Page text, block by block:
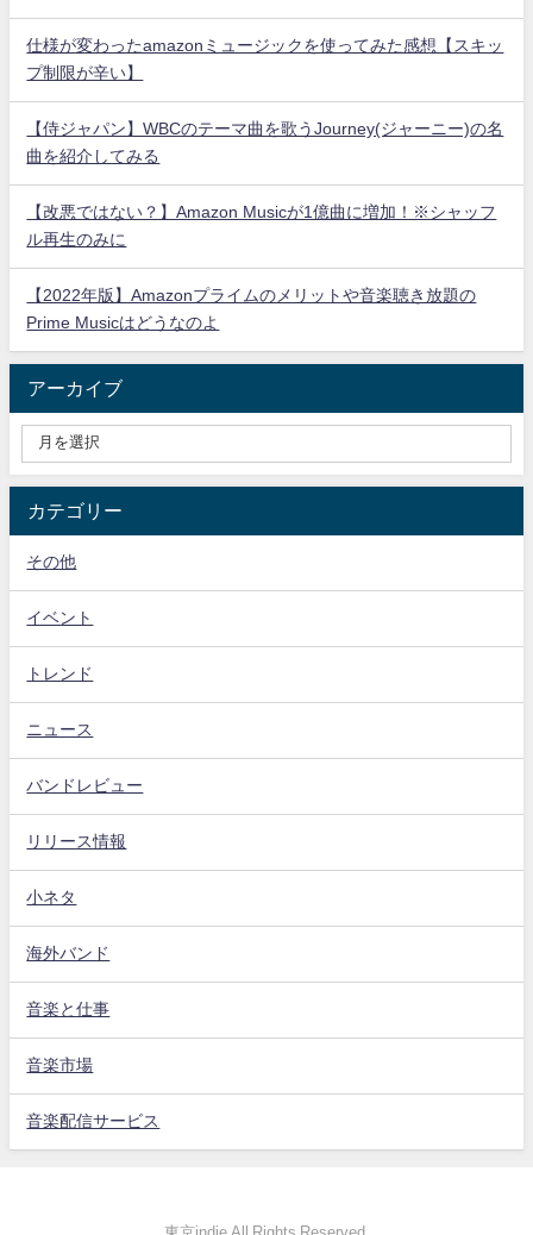
仕様が変わったamazonミュージックを使ってみた感想【スキッ
プ制限が辛い】
【侍ジャパン】WBCのテーマ曲を歌うJourney(ジャーニー)の名
曲を紹介してみる
【改悪ではない？】Amazon Musicが1億曲に増加！※シャッフ
ル再生のみに
【2022年版】Amazonプライムのメリットや音楽聴き放題の
Prime Musicはどうなのよ
アーカイブ
カテゴリー
その他
イベント
トレンド
ニュース
バンドレビュー
リリース情報
小ネタ
海外バンド
音楽と仕事
音楽市場
音楽配信サービス